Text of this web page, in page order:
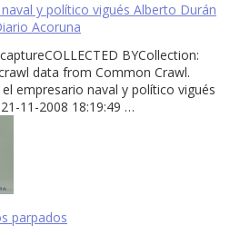
y político vigués Alberto Durán
Acoruna
BYCollection:
data from Common Crawl.
el empresario naval y político vigués
11-2008 18:19:49 …
parpados